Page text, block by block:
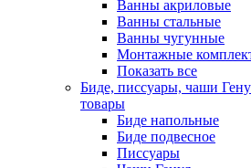
Ванны акриловые
Ванны стальные
Ванны чугунные
Монтажные
Показать все
Биде, писсуары, чаши
товары
Биде напольные
Биде подвесное
Писсуары